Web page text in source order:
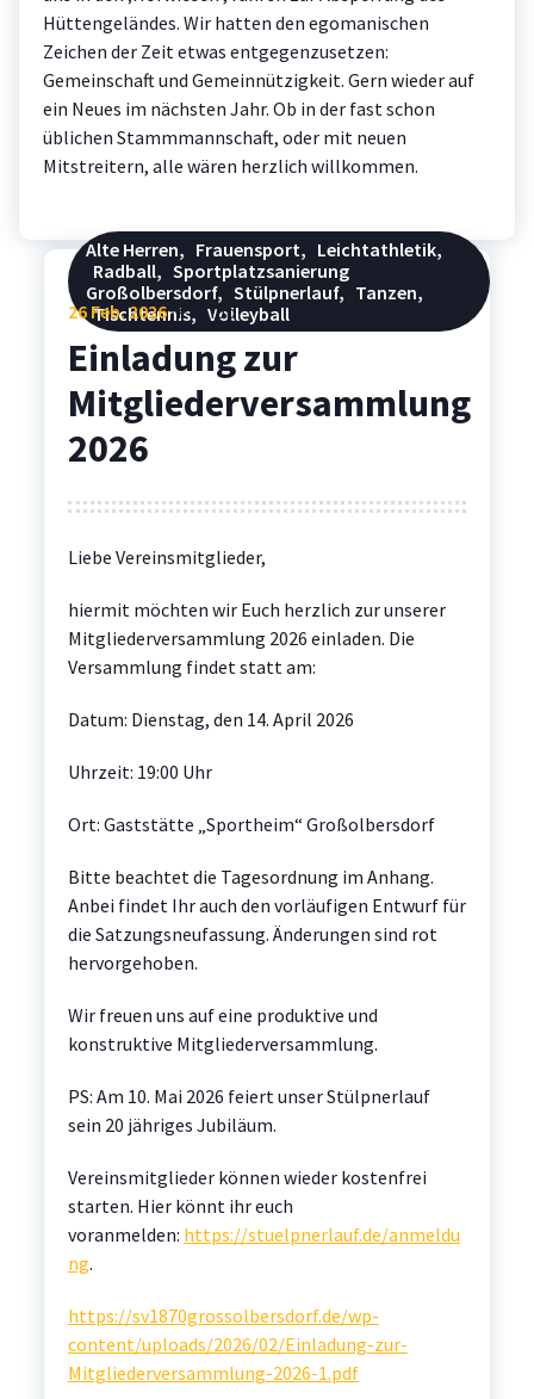
Hüttengeländes. Wir hatten den egomanischen
Zeichen der Zeit etwas entgegenzusetzen:
Gemeinschaft und Gemeinnützigkeit. Gern wieder auf
ein Neues im nächsten Jahr. Ob in der fast schon
üblichen Stammmannschaft, oder mit neuen
Mitstreitern, alle wären herzlich willkommen.
Alte Herren, Frauensport, Leichtathletik,
Radball, Sportplatzsanierung
Großolbersdorf, Stülpnerlauf, Tanzen,
Tischtennis, Volleyball
26Feb. 2026 Philipp
Einladung zur
Mitgliederversammlung
2026
Liebe Vereinsmitglieder,
hiermit möchten wir Euch herzlich zur unserer
Mitgliederversammlung 2026 einladen. Die
Versammlung findet statt am:
Datum: Dienstag, den 14. April 2026
Uhrzeit: 19:00 Uhr
Ort: Gaststätte „Sportheim“ Großolbersdorf
Bitte beachtet die Tagesordnung im Anhang.
Anbei findet Ihr auch den vorläufigen Entwurf für
die Satzungsneufassung. Änderungen sind rot
hervorgehoben.
Wir freuen uns auf eine produktive und
konstruktive Mitgliederversammlung.
PS: Am 10. Mai 2026 feiert unser Stülpnerlauf
sein 20 jähriges Jubiläum.
Vereinsmitglieder können wieder kostenfrei
starten. Hier könnt ihr euch
voranmelden: https://stuelpnerlauf.de/anmeldu
ng.
https://sv1870grossolbersdorf.de/wp-
content/uploads/2026/02/Einladung-zur-
Mitgliederversammlung-2026-1.pdf